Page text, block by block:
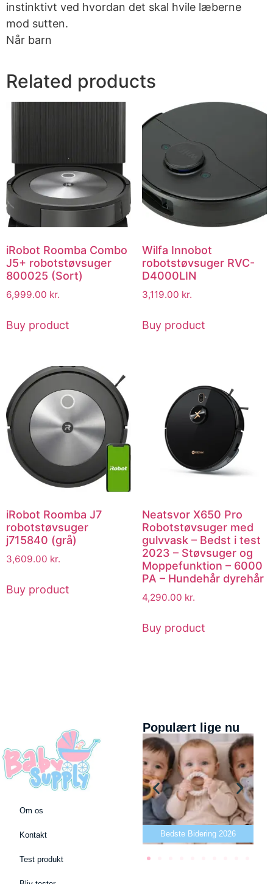
instinktivt ved hvordan det skal hvile læberne
mod sutten.
Når barn
Related products
iRobot Roomba Combo
J5+ robotstøvsuger
800025 (Sort)
6,999.00 kr.
Buy product
Wilfa Innobot
robotstøvsuger RVC-
D4000LIN
3,119.00 kr.
Buy product
iRobot Roomba J7
robotstøvsuger
j715840 (grå)
3,609.00 kr.
Buy product
Neatsvor X650 Pro
Robotstøvsuger med
gulvvask – Bedst i test
2023 – Støvsuger og
Moppefunktion – 6000
PA – Hundehår dyrehår
4,290.00 kr.
Buy product
Om os
Kontakt
Test produkt
Populært lige nu
Bedste puslepude 2026 Bedste Bidering 2026